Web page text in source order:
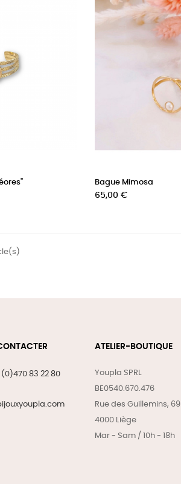
Bague Mimosa
Prix
65,00 €
(0)470 83 22 80
ATELIER-BOUTIQUE
Youpla SPRL
BE0540.670.476
Rue des Guillemins, 69
4000 Liège
Mar - Sam / 10h - 18h